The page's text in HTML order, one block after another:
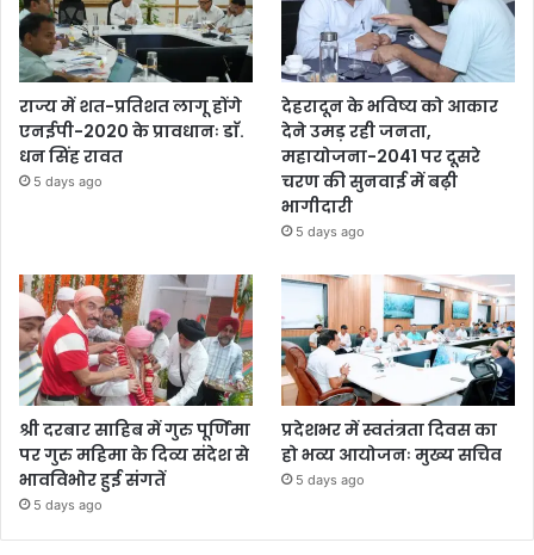
राज्य में शत-प्रतिशत लागू होंगे
एनईपी-2020 के प्रावधानः डाॅ.
धन सिंह रावत
5 days ago
देहरादून के भविष्य को आकार
देने उमड़ रही जनता,
महायोजना-2041 पर दूसरे
चरण की सुनवाई में बढ़ी
भागीदारी
5 days ago
श्री दरबार साहिब में गुरु पूर्णिमा
पर गुरु महिमा के दिव्य संदेश से
भावविभोर हुई संगतें
5 days ago
प्रदेशभर में स्वतंत्रता दिवस का
हो भव्य आयोजनः मुख्य सचिव
5 days ago